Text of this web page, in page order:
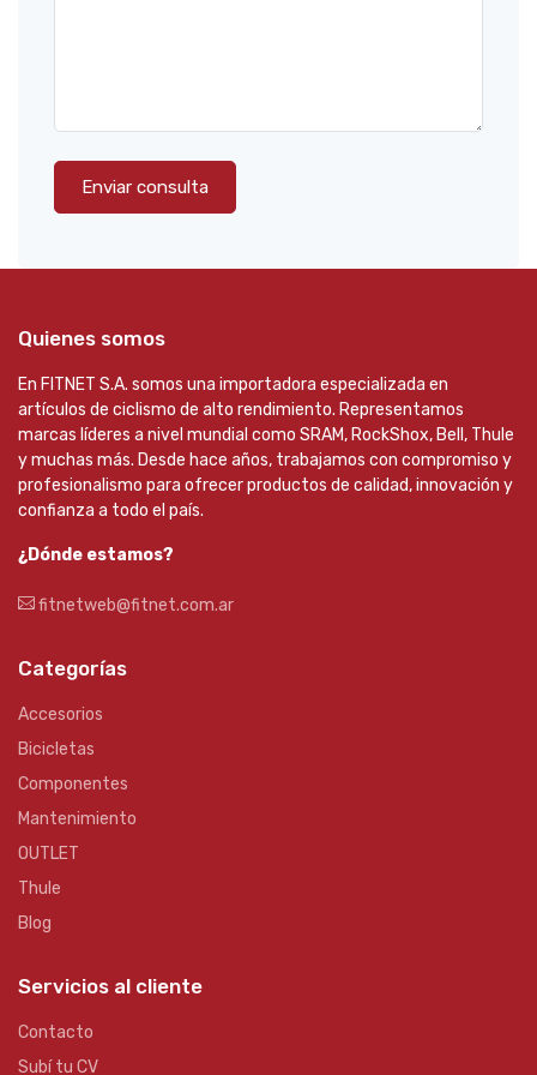
Enviar consulta
Quienes somos
En FITNET S.A. somos una importadora especializada en
artículos de ciclismo de alto rendimiento. Representamos
marcas líderes a nivel mundial como SRAM, RockShox, Bell, Thule
y muchas más. Desde hace años, trabajamos con compromiso y
profesionalismo para ofrecer productos de calidad, innovación y
confianza a todo el país.
¿Dónde estamos?
fitnetweb@fitnet.com.ar
Categorías
Accesorios
Bicicletas
Componentes
Mantenimiento
OUTLET
Thule
Blog
Servicios al cliente
Contacto
Subí tu CV